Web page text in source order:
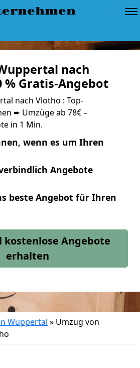
nach
% Gratis-Angebot
nach Vlotho : Top-
➨ Umzüge ab 78€ –
in 1 Min.
wenn es um Ihren
Angebote
beste Angebot für Ihren
kostenlose Angebote
erhalten
Wuppertal » Umzug von